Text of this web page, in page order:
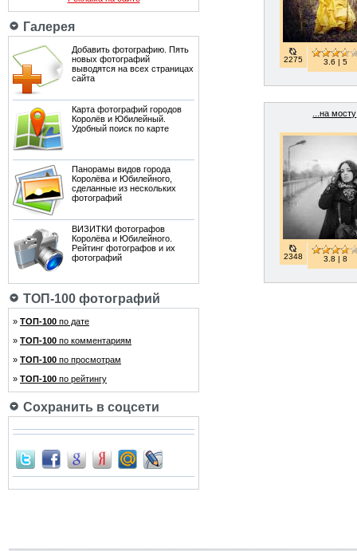
Галерея
Добавить фотографию. Пять
новых фотографий
выводятся на всех страницах
сайта
Карта фотографий городов
Королёв и Юбилейный.
Удобный поиск по карте
Панорамы видов города
Королёва и Юбилейного,
сделанные из нескольких
фотографий
ВИЗИТКИ фотографов
Королёва и Юбилейного.
Рейтинг фотографов и их
фотографий
ТОП-100 фотографий
» ТОП-100 по дате
» ТОП-100 по комментариям
» ТОП-100 по просмотрам
» ТОП-100 по рейтингу
Сохранить в соцсети
2275 3.6 | 5
...на мосту
2348 3.8 | 8